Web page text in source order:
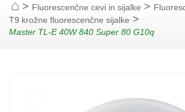
Začetna stran
> Fluorescenčne cevi in sijalke >
T9 krožne fluorescenčne sijalke >
Master TL-E 40W 840 Super 80 G10q